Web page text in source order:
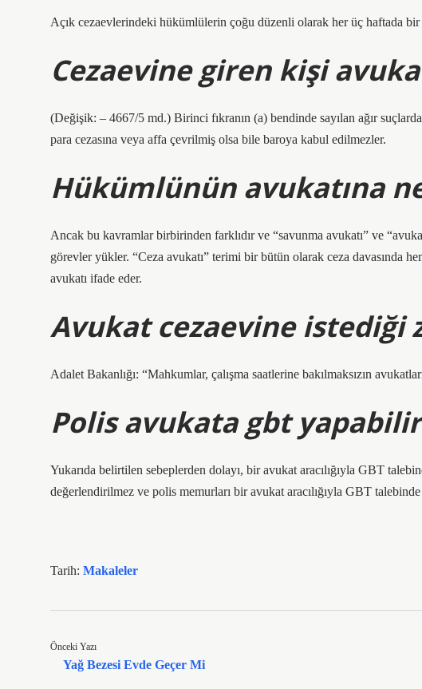
Açık cezaevlerindeki hükümlülerin çoğu düzenli olarak her üç haftada bir
Cezaevine giren kişi
(Değişik: – 4667/5 md.) Birinci fıkranın (a) bendinde sayılan ağır
para cezasına veya affa çevrilmiş olsa bile baroya kabul edilmezler.
Hükümlünün avukatına
Ancak bu kavramlar birbirinden farklıdır ve “savunma avukatı” ve
görevler yükler. “Ceza avukatı” terimi bir bütün olarak ceza davasında
avukatı ifade eder.
Avukat cezaevine istediği
Adalet Bakanlığı: “Mahkumlar, çalışma saatlerine bakılmaksızın
Polis avukata gbt
Yukarıda belirtilen sebeplerden dolayı, bir avukat aracılığıyla GBT
değerlendirilmez ve polis memurları bir avukat aracılığıyla GBT
Tarih: Makaleler
Önceki Yazı
Yağ Bezesi Evde Geçer Mi